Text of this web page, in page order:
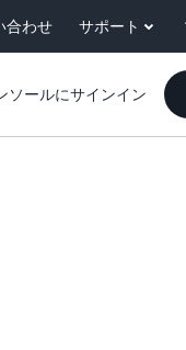
合わせ サポート
ソールにサインイン